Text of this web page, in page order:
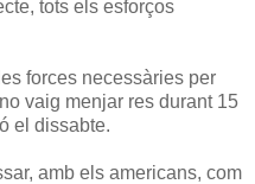
tots els esforços
forces necessàries per
vaig menjar res durant 15
el dissabte.
amb els americans, com